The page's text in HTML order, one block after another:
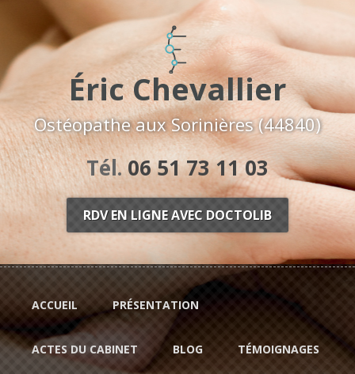
Aller au contenu principal
Éric Chevallier
Ostéopathe aux Sorinières (44840)
Tél.06 51 73 11 03
RDV EN LIGNE AVEC DOCTOLIB
ACCUEIL PRÉSENTATION
ACTES DU CABINET BLOG TÉMOIGNAGES